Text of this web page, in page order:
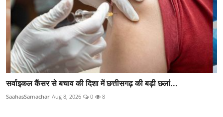
सर्वाइकल कैंसर से बचाव की दिशा में छत्तीसगढ़ की बड़ी छलां...
SaahasSamachar Aug 8, 2026 0 8